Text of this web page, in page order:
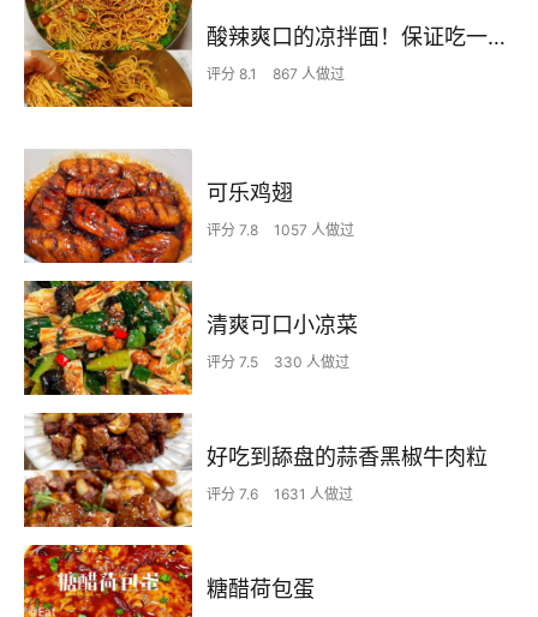
酸辣爽口的凉拌面！保证吃一次就上瘾
评分 8.1 867 人做过
可乐鸡翅
评分 7.8 1057 人做过
清爽可口小凉菜
评分 7.5 330 人做过
好吃到舔盘的蒜香黑椒牛肉粒
评分 7.6 1631 人做过
糖醋荷包蛋